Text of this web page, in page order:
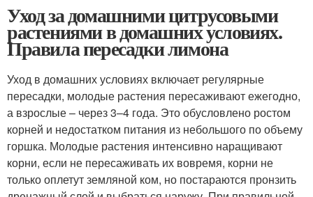
Уход за домашними цитрусовыми
растениями в домашних условиях.
Правила пересадки лимона
Уход в домашних условиях включает регулярные
пересадки, молодые растения пересаживают ежегодно,
а взрослые – через 3–4 года. Это обусловлено ростом
корней и недостатком питания из небольшого по объему
горшка. Молодые растения интенсивно наращивают
корни, если не пересаживать их вовремя, корни не
только оплетут земляной ком, но постараются пронзить